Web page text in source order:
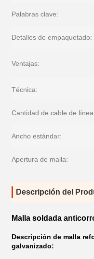
Palabras clave:
Detalles de empaquetado:
Ventajas:
Técnica:
Cantidad de cable de
Ancho estándar:
Apertura de malla:
Descripción del
Malla soldada
Descripción de malla
galvanizado: